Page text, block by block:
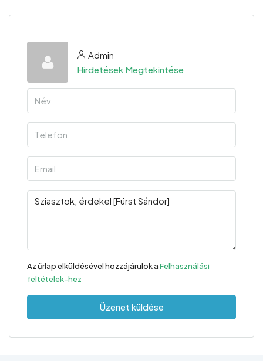
Admin
Hirdetések Megtekintése
Az űrlap elküldésével hozzájárulok aFelhasználási
feltételek-hez
Üzenet küldése